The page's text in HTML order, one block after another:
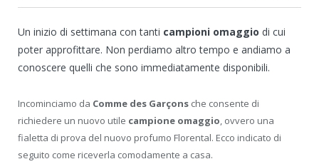
Un inizio di settimana con tanti campioni omaggio di cui
poter approfittare. Non perdiamo altro tempo e andiamo a
conoscere quelli che sono immediatamente disponibili.
Incominciamo da Comme des Garçons che consente di
richiedere un nuovo utile campione omaggio, ovvero una
fialetta di prova del nuovo profumo Florental. Ecco indicato di
seguito come riceverla comodamente a casa.